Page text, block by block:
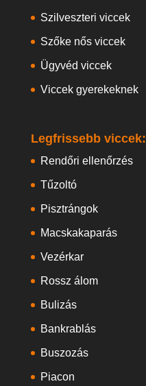
Szilveszteri viccek
Szőke nős viccek
Ügyvéd viccek
Viccek gyerekeknek
Legfrissebb viccek:
Rendőri ellenőrzés
Tűzoltó
Pisztrángok
Macskakaparás
Vezérkar
Rossz álom
Bulizás
Bankrablás
Buszozás
Piacon